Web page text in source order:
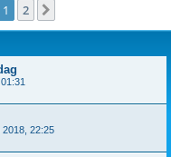
1 2
2018, 22:25